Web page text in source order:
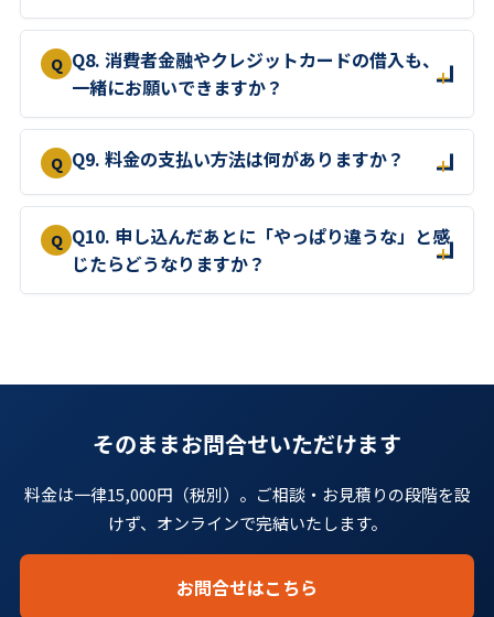
Q8. 消費者金融やクレジットカードの借入も、
一緒にお願いできますか？
Q9. 料金の支払い方法は何がありますか？
Q10. 申し込んだあとに「やっぱり違うな」と感
じたらどうなりますか？
そのままお問合せいただけます
料金は一律15,000円（税別）。ご相談・お見積りの段階を設
けず、オンラインで完結いたします。
お問合せはこちら